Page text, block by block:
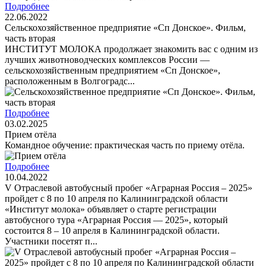
Подробнее
22.06.2022
Сельскохозяйственное предприятие «Сп Донское». Фильм,
часть вторая
ИНСТИТУТ МОЛОКА продолжает знакомить вас с одним из
лучших животноводческих комплексов России —
сельскохозяйственным предприятием «Сп Донское»,
расположенным в Волгоградс...
Подробнее
03.02.2025
Прием отёла
Командное обучение: практическая часть по приему отёла.
Подробнее
10.04.2022
V Отраслевой автобусный пробег «Аграрная Россия – 2025»
пройдет с 8 по 10 апреля по Калининградской области
«Институт молока» объявляет о старте регистрации
автобусного тура «Аграрная Россия — 2025», который
состоится 8 – 10 апреля в Калининградской области.
Участники посетят п...